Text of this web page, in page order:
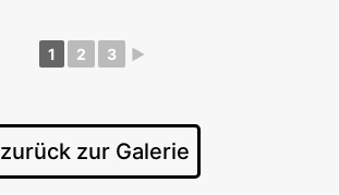
1 2 3 ►
zurück zur Galerie